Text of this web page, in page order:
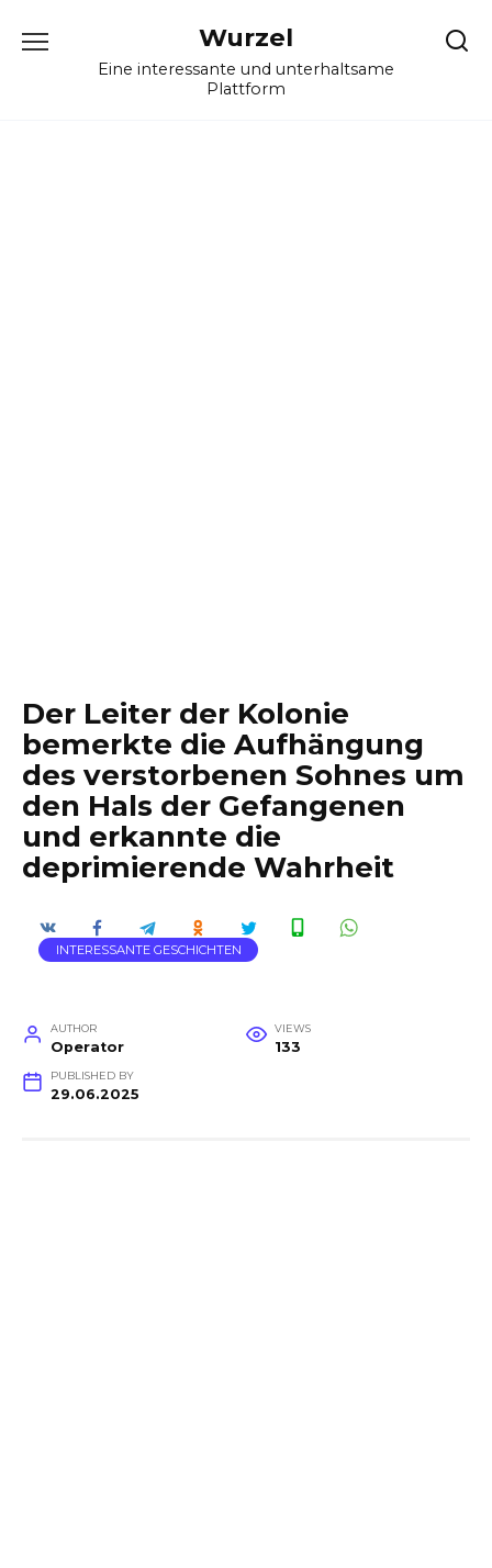
Wurzel
Eine interessante und unterhaltsame
Plattform
Der Leiter der Kolonie
bemerkte die Aufhängung
des verstorbenen Sohnes um
den Hals der Gefangenen
und erkannte die
deprimierende Wahrheit
INTERESSANTE GESCHICHTEN
AUTHOR
Operator
VIEWS
133
PUBLISHED BY
29.06.2025